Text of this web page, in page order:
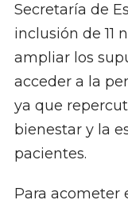
Secretaría de
inclusión de 11
ampliar los
acceder a la
ya que
bienestar y la
pacientes.
Para acometer